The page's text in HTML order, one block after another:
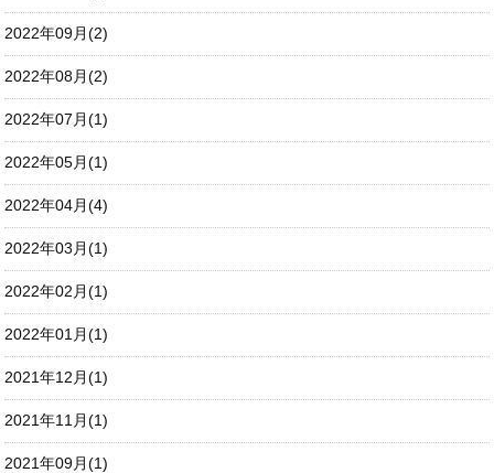
2022年09月(2)
2022年08月(2)
2022年07月(1)
2022年05月(1)
2022年04月(4)
2022年03月(1)
2022年02月(1)
2022年01月(1)
2021年12月(1)
2021年11月(1)
2021年09月(1)